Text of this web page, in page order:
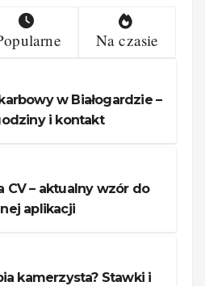
Na czasie
w Białogardzie –
i kontakt
CV – aktualny wzór do
aplikacji
kamerzysta? Stawki i